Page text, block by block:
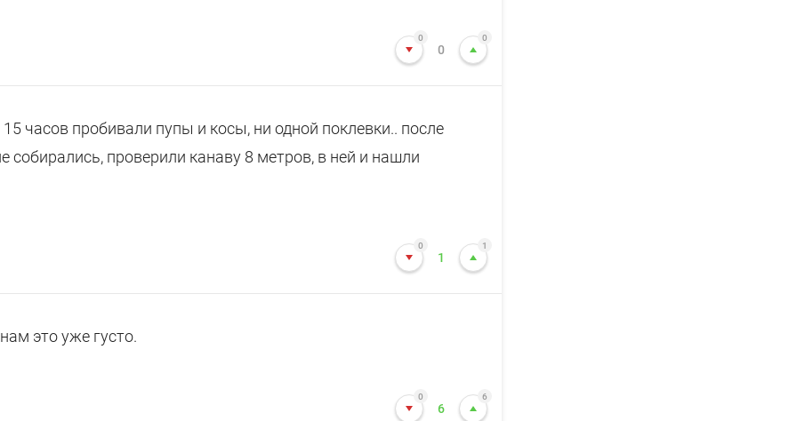
0
0
0
часов пробивали пупы и косы, ни одной поклевки.. после
собирались, проверили канаву 8 метров, в ней и нашли
0
1
1
это уже густо.
0
6
6